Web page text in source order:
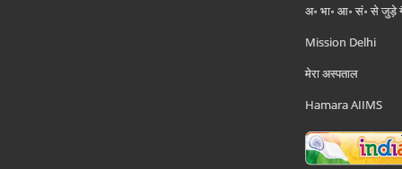
अ॰ भा॰ आ॰ सं॰ से जुड़े
Mission Delhi
मेरा अस्पताल
Hamara AIIMS